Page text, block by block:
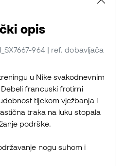
opis
964 | ref. dobavljača
u Nike svakodnevnim
francuski frotirni
tijekom vježbanja i
traka na luku stopala
podrške.
nogu suhom i